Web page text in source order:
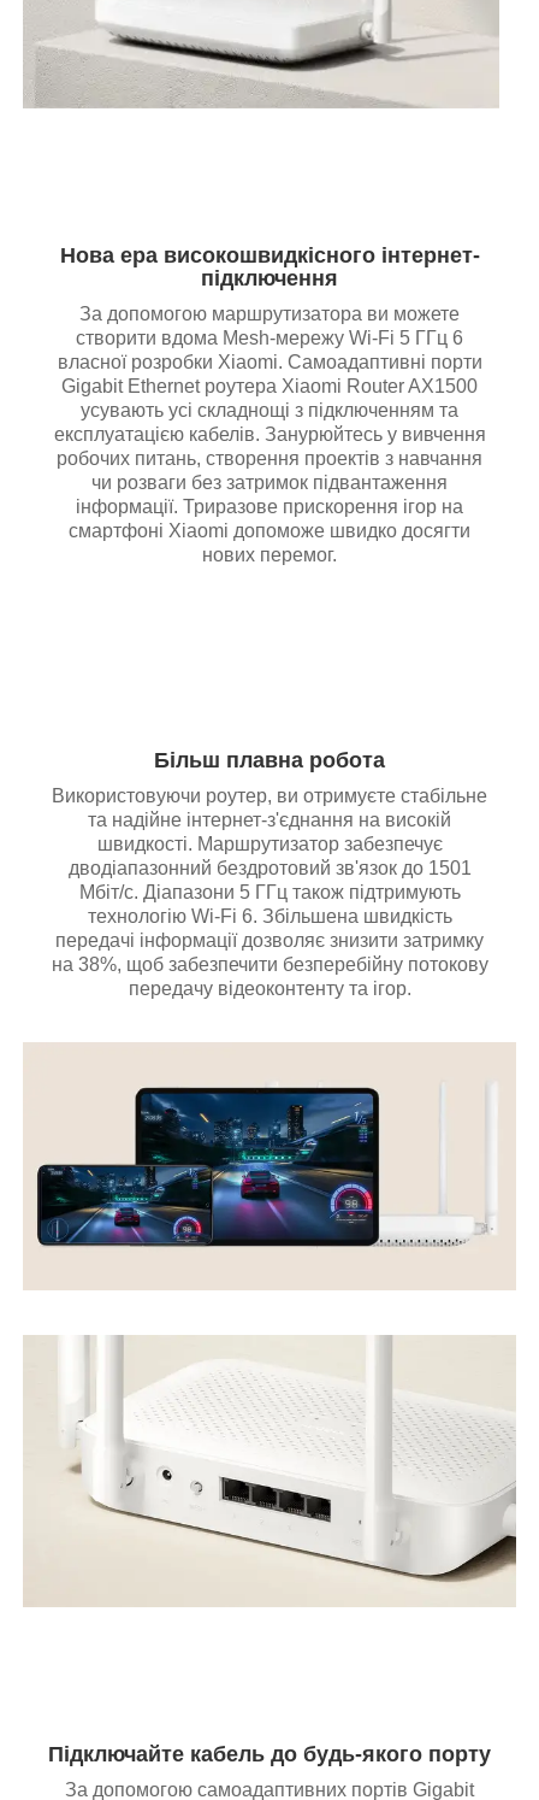
Нова ера високошвидкісного інтернет-
підключення
За допомогою маршрутизатора ви можете
створити вдома Mesh-мережу Wi-Fi 5 ГГц 6
власної розробки Xiaomi. Самоадаптивні порти
Gigabit Ethernet роутера Xiaomi Router AX1500
усувають усі складнощі з підключенням та
експлуатацією кабелів. Занурюйтесь у вивчення
робочих питань, створення проектів з навчання
чи розваги без затримок підвантаження
інформації. Триразове прискорення ігор на
смартфоні Xiaomi допоможе швидко досягти
нових перемог.
Більш плавна робота
Використовуючи роутер, ви отримуєте стабільне
та надійне інтернет-з'єднання на високій
швидкості. Маршрутизатор забезпечує
дводіапазонний бездротовий зв'язок до 1501
Мбіт/с. Діапазони 5 ГГц також підтримують
технологію Wi-Fi 6. Збільшена швидкість
передачі інформації дозволяє знизити затримку
на 38%, щоб забезпечити безперебійну потокову
передачу відеоконтенту та ігор.
Підключайте кабель до будь-якого порту
За допомогою самоадаптивних портів Gigabit